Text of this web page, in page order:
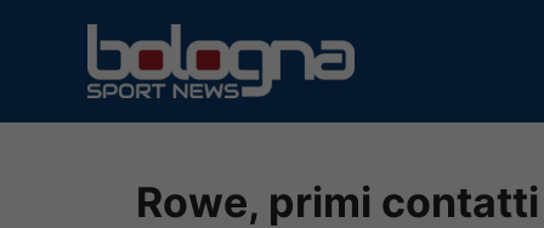
contenuto
Rowe, primi